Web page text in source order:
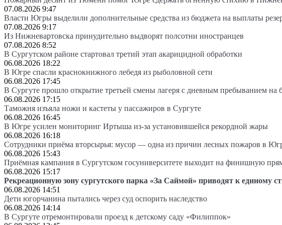
07.08.2026 9:47
Власти Югры выделили дополнительные средства из бюджета на выплаты
07.08.2026 9:17
Из Нижневартовска принудительно выдворят полсотни иностранцев
07.08.2026 8:52
В Сургутском районе стартовал третий этап акарицидной обработки
06.08.2026 18:22
В Югре спасли краснокнижного лебедя из рыболовной сети
06.08.2026 17:45
В Сургуте прошло открытие третьей смены лагеря с дневным пребыванием
06.08.2026 17:15
Таможня изъяла ножи и кастеты у пассажиров в Сургуте
06.08.2026 16:45
В Югре усилен мониторинг Иртыша из-за установившейся рекордной жары
06.08.2026 16:18
Сотрудники приёма вторсырья: мусор — одна из причин лесных пожаров в
06.08.2026 15:43
Приёмная кампания в Сургутском госуниверситете выходит на финишную
06.08.2026 15:17
Рекреационную зону сургутского парка «За Саймой» приводят к единому
06.08.2026 14:51
Дети югорчанина пытались через суд оспорить наследство
06.08.2026 14:14
В Сургуте отремонтировали проезд к детскому саду «Филиппок»